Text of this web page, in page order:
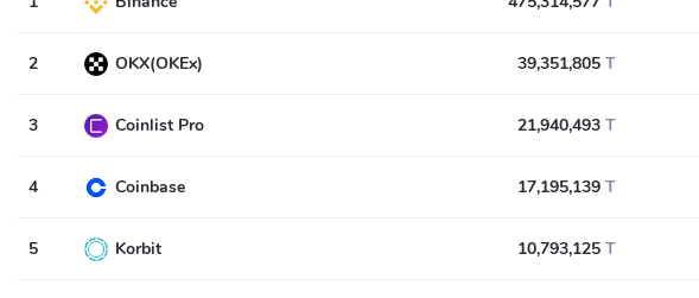
2 OKX(OKEx) 39,351,805 T
3 Coinlist Pro 21,940,493 T
4 Coinbase 17,195,139 T
5 Korbit 10,793,125 T